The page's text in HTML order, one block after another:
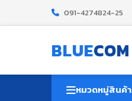
091-4274824-25
BLUECOM
หมวดหมู่สินค้า